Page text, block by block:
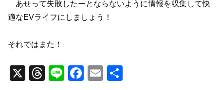
あせって失敗したーとならないように情報を収集して快
適なEVライフにしましょう！
それではまた！
X
T
Li
F
E